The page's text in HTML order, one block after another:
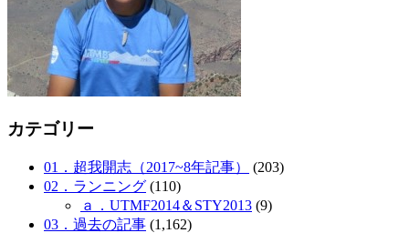
カテゴリー
01．超我開志（2017~8年記事）
(203)
02．ランニング (110)
ａ．UTMF2014＆STY2013 (9)
03．過去の記事 (1,162)